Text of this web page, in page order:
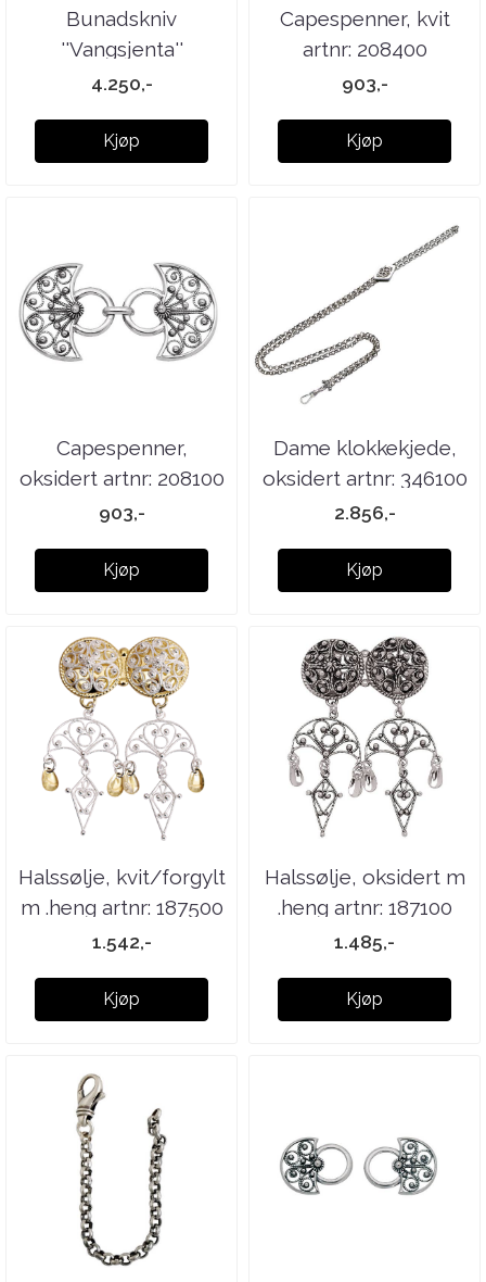
Bunadskniv
''Vangsjenta''
m.grav.felt artnr: ...
4.250,-
Kjøp
Capespenner, kvit
artnr: 208400
903,-
Kjøp
Capespenner,
oksidert artnr: 208100
903,-
Kjøp
Dame klokkekjede,
oksidert artnr: 346100
2.856,-
Kjøp
Halssølje, kvit/forgylt
m .heng artnr: 187500
1.542,-
Kjøp
Halssølje, oksidert m
.heng artnr: 187100
1.485,-
Kjøp